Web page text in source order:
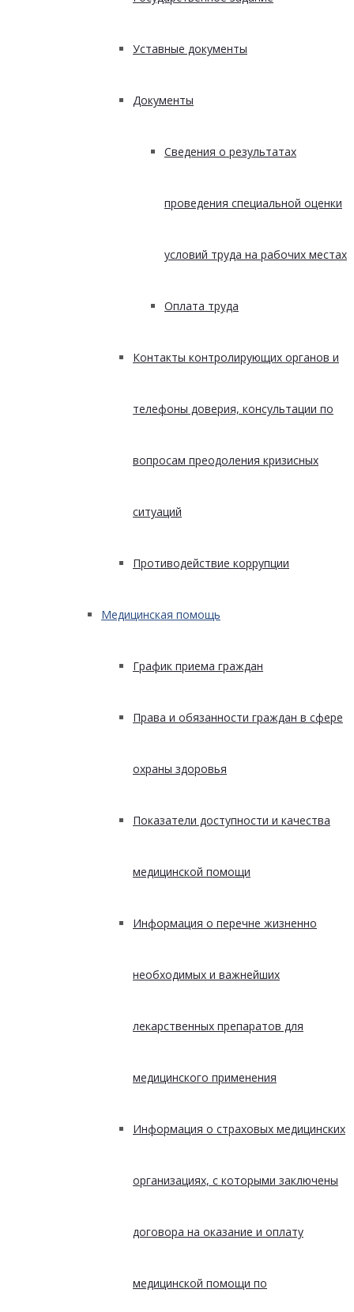
Уставные документы
Документы
Сведения о результатах
проведения специальной оценки
условий труда на рабочих местах
Оплата труда
Контакты контролирующих органов и
телефоны доверия, консультации по
вопросам преодоления кризисных
ситуаций
Противодействие коррупции
Медицинская помощь
График приема граждан
Права и обязанности граждан в сфере
охраны здоровья
Показатели доступности и качества
медицинской помощи
Информация о перечне жизненно
необходимых и важнейших
лекарственных препаратов для
медицинского применения
Информация о страховых медицинских
организациях, с которыми заключены
договора на оказание и оплату
медицинской помощи по